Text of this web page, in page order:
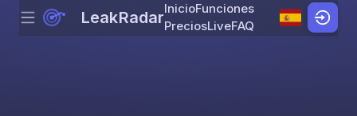
Skip to content
Menu LeakRadarInicioFunciones
PreciosLiveFAQ